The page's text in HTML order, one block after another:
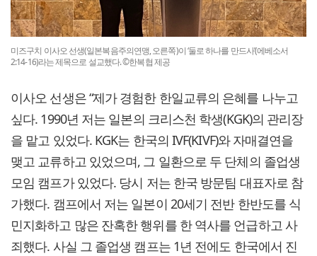
미즈구치 이사오 선생(일본복음주의연맹, 오른쪽)이 ‘둘로 하나를 만드사’(에베소서
2:14-16)라는 제목으로 설교했다. ©한복협 제공
이사오 선생은 “제가 경험한 한일교류의 은혜를 나누고
싶다. 1990년 저는 일본의 크리스천 학생(KGK)의 관리장
을 맡고 있었다. KGK는 한국의 IVF(KIVF)와 자매결연을
맺고 교류하고 있었으며, 그 일환으로 두 단체의 졸업생
모임 캠프가 있었다. 당시 저는 한국 방문팀 대표자로 참
가했다. 캠프에서 저는 일본이 20세기 전반 한반도를 식
민지화하고 많은 잔혹한 행위를 한 역사를 언급하고 사
죄했다. 사실 그 졸업생 캠프는 1년 전에도 한국에서 진